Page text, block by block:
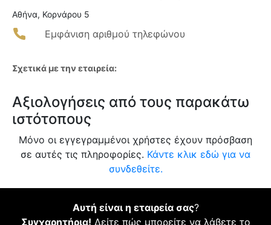
Αθήνα, Κορνάρου 5
Εμφάνιση αριθμού τηλεφώνου
Σχετικά με την εταιρεία:
Αξιολογήσεις από τους παρακάτω
ιστότοπους
Μόνο οι εγγεγραμμένοι χρήστες έχουν πρόσβαση
σε αυτές τις πληροφορίες. Κάντε κλικ εδώ για να
συνδεθείτε.
Αυτή είναι η εταιρεία σας?
Συγχαρητήρια! Δείτε πώς μπορείτε να λάβετε το